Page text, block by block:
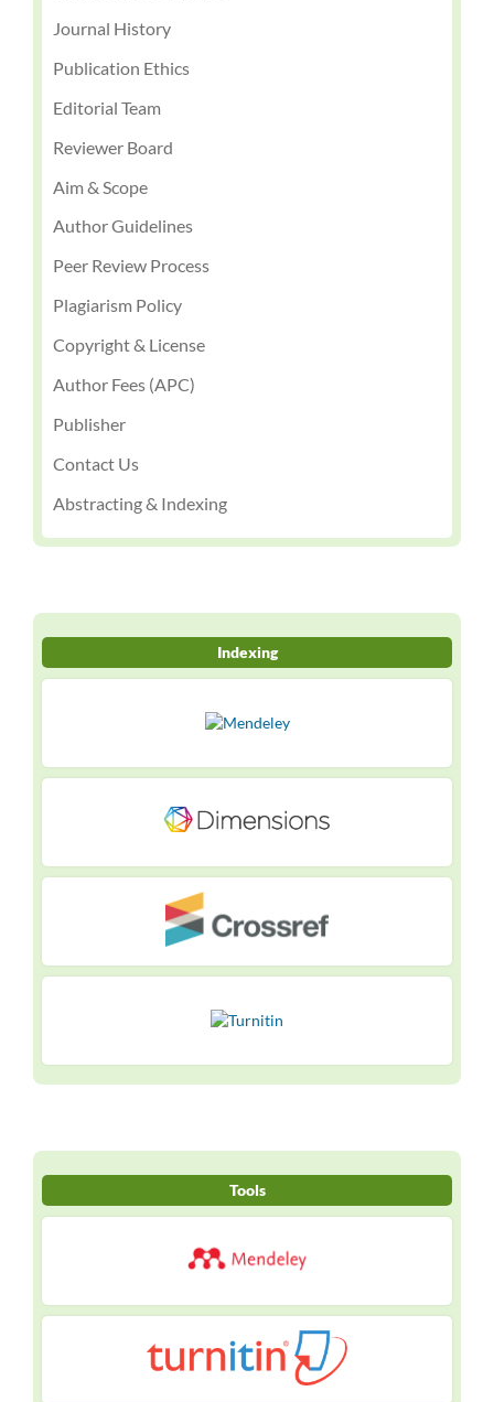
Journal History
Publication Ethics
Editorial Team
Reviewer Board
Aim & Scope
Author Guidelines
Peer Review Process
Plagiarism Policy
Copyright & License
Author Fees (APC)
Publisher
Contact Us
Abstracting & Indexing
Indexing
Tools